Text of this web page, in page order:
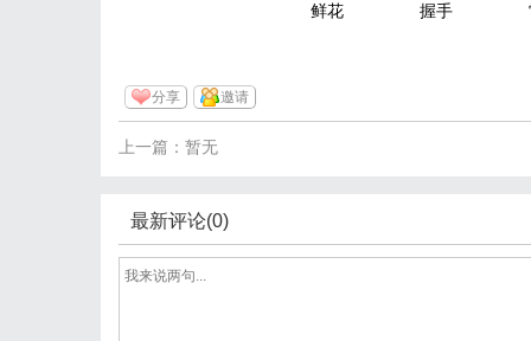
鲜花 握手
分享 邀请
上一篇：暂无
最新评论(0)